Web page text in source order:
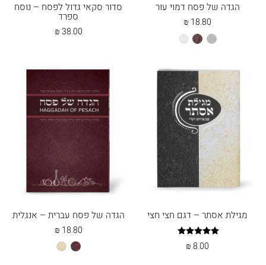
הגדה של פסח דמוי עור
18.80
₪
אפורחום לבן
סדור סקאי גדול לפסח – נוסח
ספרד
38.00
₪
מגילת אסתר – דגם חצי חצי
דורג
5.00
8.00
₪
הגדה של פסח עברית – אנגלית
18.80
₪
בורדו שמנת